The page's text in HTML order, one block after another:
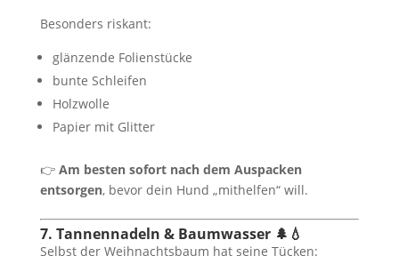
Besonders riskant:
glänzende Folienstücke
bunte Schleifen
Holzwolle
Papier mit Glitter
👉 Am besten sofort nach dem Auspacken
entsorgen, bevor dein Hund „mithelfen“ will.
7. Tannennadeln & Baumwasser 🌲💧
Selbst der Weihnachtsbaum hat seine Tücken: